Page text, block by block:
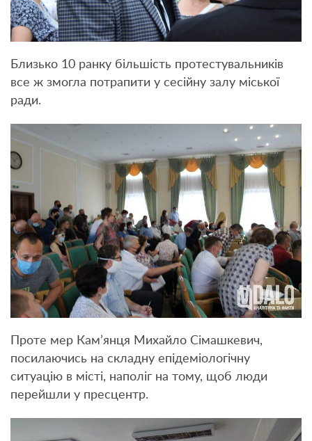
Близько 10 ранку більшість протестувальників
все ж змогла потрапити у сесійну залу міської
ради.
Проте мер Кам’янця Михайло Сімашкевич,
посилаючись на складну епідеміологічну
ситуацію в місті, наполіг на тому, щоб люди
перейшли у пресцентр.